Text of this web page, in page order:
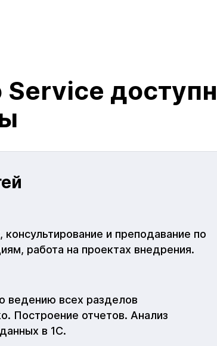
и преподавание по
работа на проектах внедрения.
ведению всех разделов
Построение отчетов. Анализ
в 1С.